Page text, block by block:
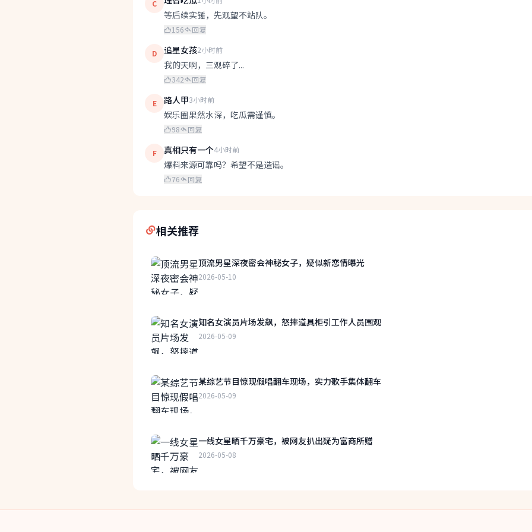
C
等后续实锤，先观望不站队。
156 回复
D 追星女孩2小时前
我的天啊，三观碎了...
342 回复
E 路人甲3小时前
娱乐圈果然水深，吃瓜需谨慎。
98 回复
F 真相只有一个4小时前
爆料来源可靠吗？希望不是造谣。
76 回复
相关推荐
顶流男星深夜密会神秘女子，疑似新恋情曝光
2026-05-10
知名女演员片场发飙，怒摔道具柜引工作人员围观
2026-05-09
某综艺节目惊现假唱翻车现场，实力歌手集体翻车
2026-05-09
一线女星晒千万豪宅，被网友扒出疑为富商所赠
2026-05-08